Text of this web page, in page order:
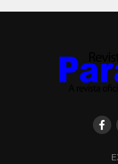
Fonte:Esportes